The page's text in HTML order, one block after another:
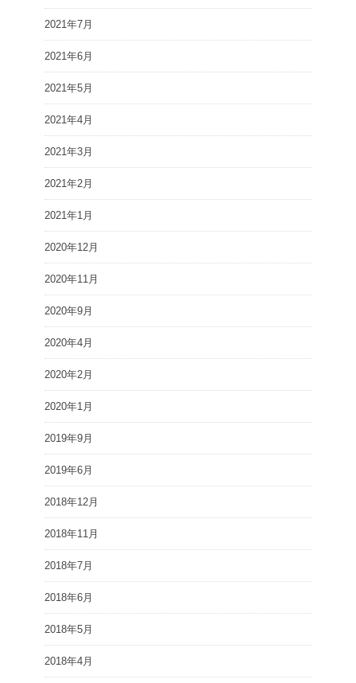
2021年7月
2021年6月
2021年5月
2021年4月
2021年3月
2021年2月
2021年1月
2020年12月
2020年11月
2020年9月
2020年4月
2020年2月
2020年1月
2019年9月
2019年6月
2018年12月
2018年11月
2018年7月
2018年6月
2018年5月
2018年4月